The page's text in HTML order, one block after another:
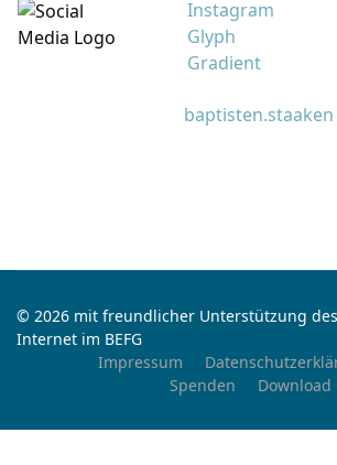
baptisten.staaken
© 2026 mit freundlicher Unterstützung
Internet im BEFG
Impressum
Spenden